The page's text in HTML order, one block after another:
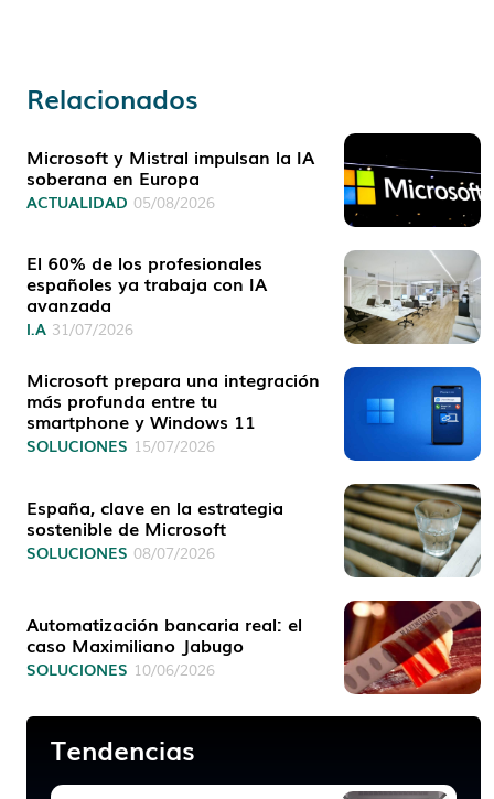
Relacionados
Microsoft y Mistral impulsan la IA
soberana en Europa
ACTUALIDAD 05/08/2026
El 60% de los profesionales
españoles ya trabaja con IA
avanzada
I.A 31/07/2026
Microsoft prepara una integración
más profunda entre tu
smartphone y Windows 11
SOLUCIONES 15/07/2026
España, clave en la estrategia
sostenible de Microsoft
SOLUCIONES 08/07/2026
Automatización bancaria real: el
caso Maximiliano Jabugo
SOLUCIONES 10/06/2026
Tendencias